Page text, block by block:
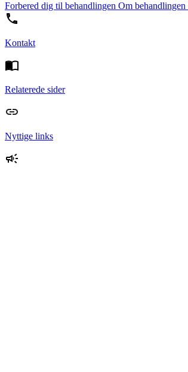
Forbered dig til behandlingen Om behandlingen
Kontakt
Relaterede sider
Nyttige links